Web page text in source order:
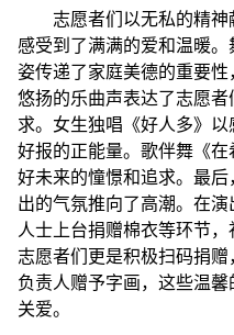
志愿者们以无私的精神
感受到了满满的爱和温暖
姿传递了家庭美德的重要
悠扬的乐曲声表达了志愿
求。女生独唱《好人多》
好报的正能量。歌伴舞《
好未来的憧憬和追求。最
出的气氛推向了高潮。在
人士上台捐赠棉衣等环节，
志愿者们更是积极扫码捐
负责人赠予字画，这些温
关爱。